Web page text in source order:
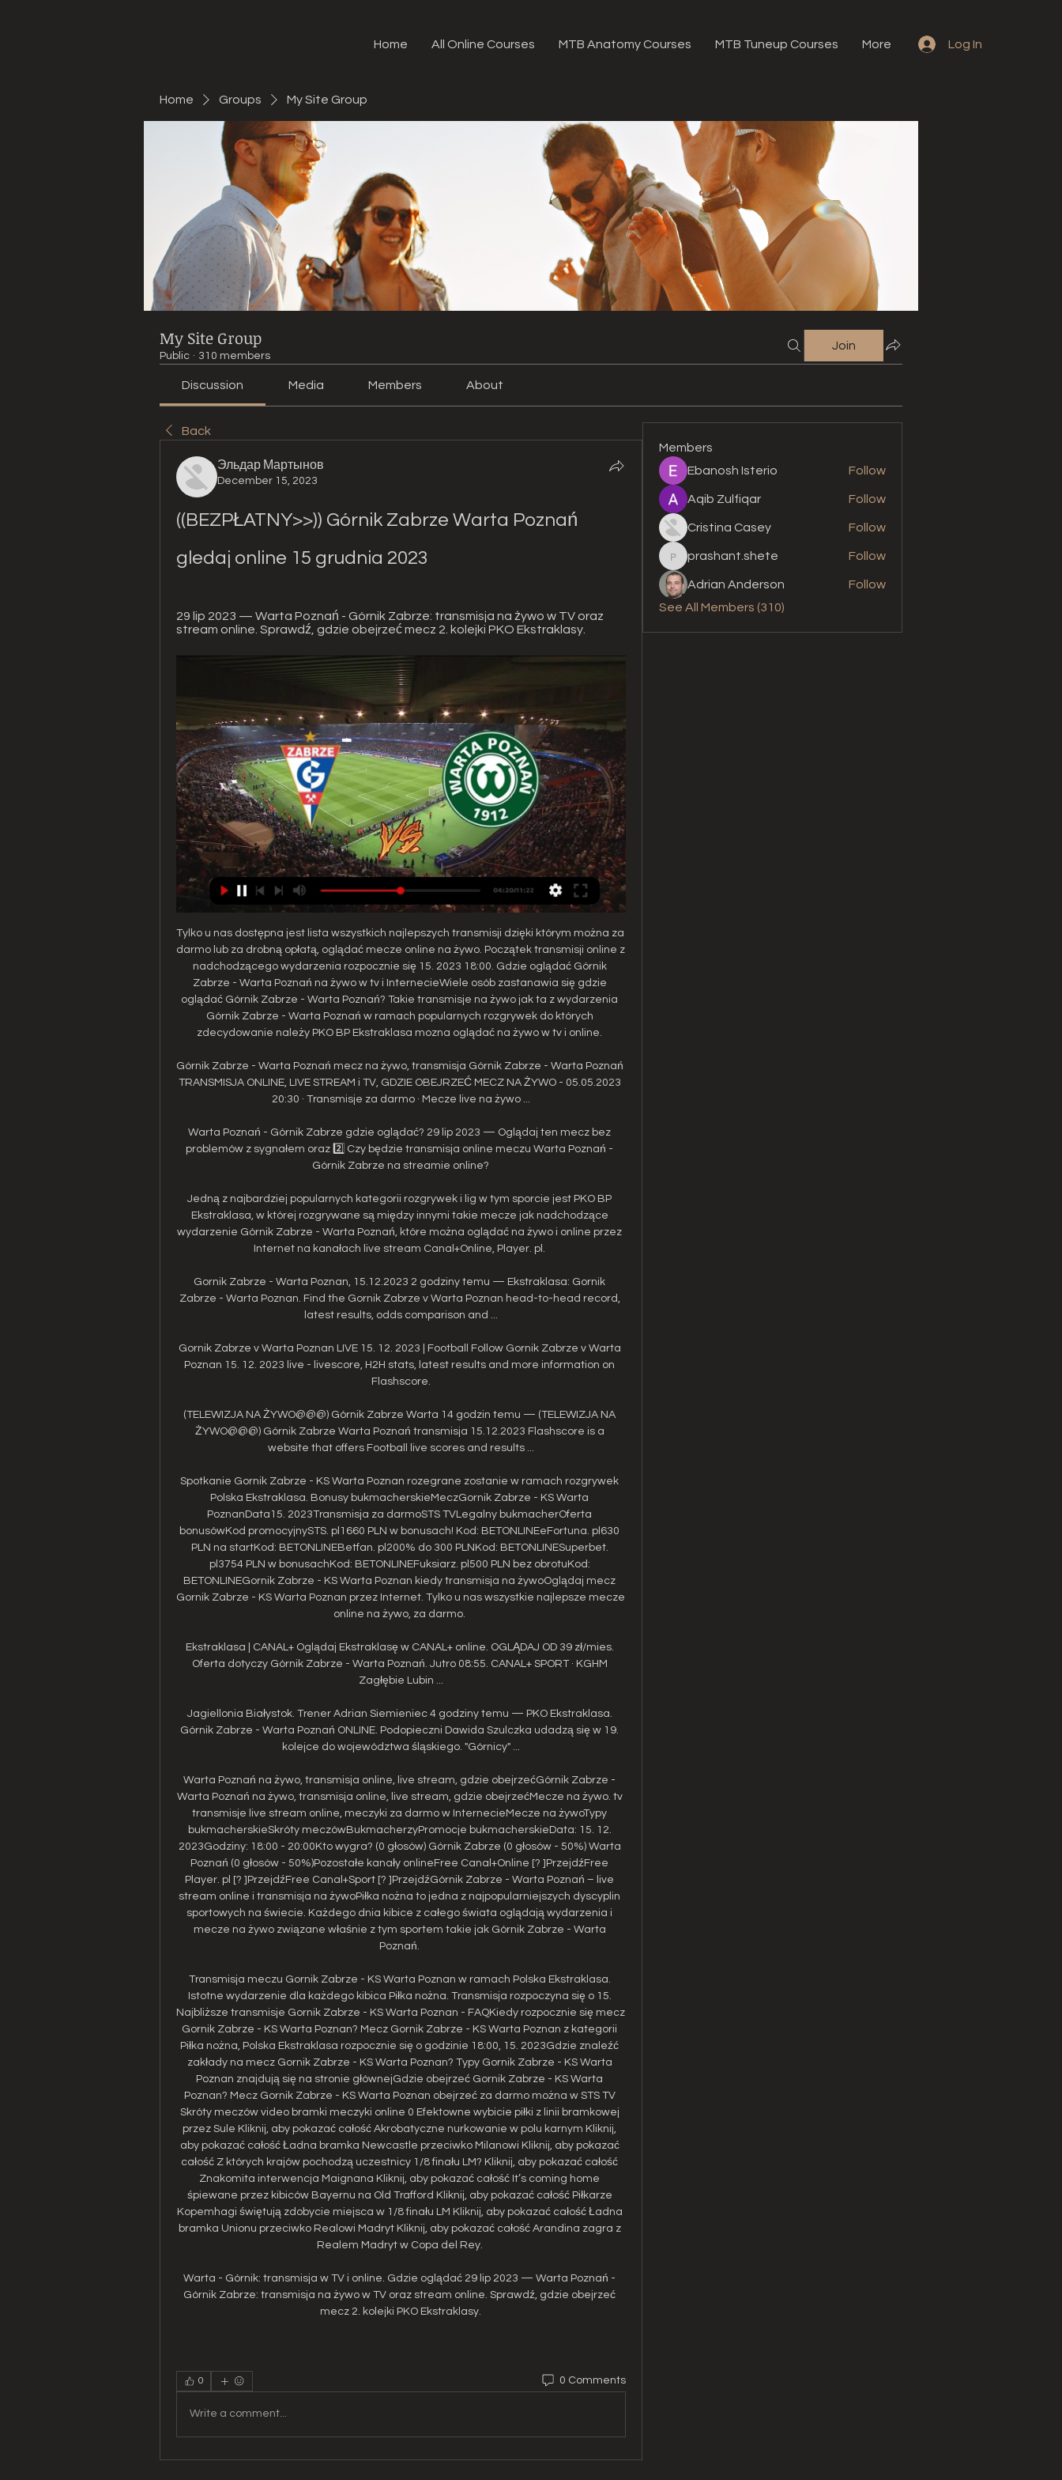
Home All Online Courses MTB Anatomy Courses MTB Tuneup Courses More Log In
Home Groups My Site Group
My Site Group
Public · 310 members
Join
Discussion Media Members About
Back
Эльдар Мартынов
December 15, 2023
((BEZPŁATNY>>)) Górnik Zabrze Warta Poznań
gledaj online 15 grudnia 2023
29 lip 2023 — Warta Poznań - Górnik Zabrze: transmisja na żywo w TV oraz
stream online. Sprawdź, gdzie obejrzeć mecz 2. kolejki PKO Ekstraklasy.
Tylko u nas dostępna jest lista wszystkich najlepszych transmisji dzięki którym można za
darmo lub za drobną opłatą, oglądać mecze online na żywo. Początek transmisji online z
nadchodzącego wydarzenia rozpocznie się 15. 2023 18:00. Gdzie oglądać Górnik
Zabrze - Warta Poznań na żywo w tv i InternecieWiele osób zastanawia się gdzie
oglądać Górnik Zabrze - Warta Poznań? Takie transmisje na żywo jak ta z wydarzenia
Górnik Zabrze - Warta Poznań w ramach popularnych rozgrywek do których
zdecydowanie należy PKO BP Ekstraklasa mozna oglądać na żywo w tv i online.
Górnik Zabrze - Warta Poznań mecz na żywo, transmisja Górnik Zabrze - Warta Poznań
TRANSMISJA ONLINE, LIVE STREAM i TV, GDZIE OBEJRZEĆ MECZ NA ŻYWO - 05.05.2023
20:30 · Transmisje za darmo · Mecze live na żywo ...
Warta Poznań - Górnik Zabrze gdzie oglądać? 29 lip 2023 — Oglądaj ten mecz bez
problemów z sygnałem oraz 2️⃣ Czy będzie transmisja online meczu Warta Poznań -
Górnik Zabrze na streamie online?
Jedną z najbardziej popularnych kategorii rozgrywek i lig w tym sporcie jest PKO BP
Ekstraklasa, w której rozgrywane są między innymi takie mecze jak nadchodzące
wydarzenie Górnik Zabrze - Warta Poznań, które można oglądać na żywo i online przez
Internet na kanałach live stream Canal+Online, Player. pl.
Gornik Zabrze - Warta Poznan, 15.12.2023 2 godziny temu — Ekstraklasa: Gornik
Zabrze - Warta Poznan. Find the Gornik Zabrze v Warta Poznan head-to-head record,
latest results, odds comparison and ...
Gornik Zabrze v Warta Poznan LIVE 15. 12. 2023 | Football Follow Gornik Zabrze v Warta
Poznan 15. 12. 2023 live - livescore, H2H stats, latest results and more information on
Flashscore.
(TELEWIZJA NA ŻYWO@@@) Górnik Zabrze Warta 14 godzin temu — (TELEWIZJA NA
ŻYWO@@@) Górnik Zabrze Warta Poznań transmisja 15.12.2023 Flashscore is a
website that offers Football live scores and results ...
Spotkanie Gornik Zabrze - KS Warta Poznan rozegrane zostanie w ramach rozgrywek
Polska Ekstraklasa. Bonusy bukmacherskieMeczGornik Zabrze - KS Warta
PoznanData15. 2023Transmisja za darmoSTS TVLegalny bukmacherOferta
bonusówKod promocyjnySTS. pl1660 PLN w bonusach! Kod: BETONLINEeFortuna. pl630
PLN na startKod: BETONLINEBetfan. pl200% do 300 PLNKod: BETONLINESuperbet.
pl3754 PLN w bonusachKod: BETONLINEFuksiarz. pl500 PLN bez obrotuKod:
BETONLINEGornik Zabrze - KS Warta Poznan kiedy transmisja na żywoOglądaj mecz
Gornik Zabrze - KS Warta Poznan przez Internet. Tylko u nas wszystkie najlepsze mecze
online na żywo, za darmo.
Ekstraklasa | CANAL+ Oglądaj Ekstraklasę w CANAL+ online. OGLĄDAJ OD 39 zł/mies.
Oferta dotyczy Górnik Zabrze - Warta Poznań. Jutro 08:55. CANAL+ SPORT · KGHM
Zagłębie Lubin ...
Jagiellonia Białystok. Trener Adrian Siemieniec 4 godziny temu — PKO Ekstraklasa.
Górnik Zabrze - Warta Poznań ONLINE. Podopieczni Dawida Szulczka udadzą się w 19.
kolejce do województwa śląskiego. "Górnicy" ...
Warta Poznań na żywo, transmisja online, live stream, gdzie obejrzeć﻿Górnik Zabrze -
Warta Poznań na żywo, transmisja online, live stream, gdzie obejrzećMecze na żywo. tv
transmisje live stream online, meczyki za darmo w InternecieMecze na żywoTypy
bukmacherskieSkróty meczówBukmacherzyPromocje bukmacherskieData: 15. 12.
2023Godziny: 18:00 - 20:00Kto wygra? (0 głosów) Górnik Zabrze (0 głosów - 50%) Warta
Poznań (0 głosów - 50%)Pozostałe kanały onlineFree Canal+Online [? ]PrzejdźFree
Player. pl [? ]PrzejdźFree Canal+Sport [? ]PrzejdźGórnik Zabrze - Warta Poznań – live
stream online i transmisja na żywoPiłka nożna to jedna z najpopularniejszych dyscyplin
sportowych na świecie. Każdego dnia kibice z całego świata oglądają wydarzenia i
mecze na żywo związane właśnie z tym sportem takie jak Górnik Zabrze - Warta
Poznań.
Transmisja meczu Gornik Zabrze - KS Warta Poznan w ramach Polska Ekstraklasa.
Istotne wydarzenie dla każdego kibica Piłka nożna. Transmisja rozpoczyna się o 15.
Najbliższe transmisje Gornik Zabrze - KS Warta Poznan - FAQKiedy rozpocznie się mecz
Gornik Zabrze - KS Warta Poznan? Mecz Gornik Zabrze - KS Warta Poznan z kategorii
Piłka nożna, Polska Ekstraklasa rozpocznie się o godzinie 18:00, 15. 2023Gdzie znaleźć
zakłady na mecz Gornik Zabrze - KS Warta Poznan? Typy Gornik Zabrze - KS Warta
Poznan znajdują się na stronie głównejGdzie obejrzeć Gornik Zabrze - KS Warta
Poznan? Mecz Gornik Zabrze - KS Warta Poznan obejrzeć za darmo można w STS TV
Skróty meczów video bramki meczyki online 0 Efektowne wybicie piłki z linii bramkowej
przez Sule Kliknij, aby pokazać całość Akrobatyczne nurkowanie w polu karnym Kliknij,
aby pokazać całość Ładna bramka Newcastle przeciwko Milanowi Kliknij, aby pokazać
całość Z których krajów pochodzą uczestnicy 1/8 finału LM? Kliknij, aby pokazać całość
Znakomita interwencja Maignana Kliknij, aby pokazać całość It’s coming home
śpiewane przez kibiców Bayernu na Old Trafford Kliknij, aby pokazać całość Piłkarze
Kopemhagi świętują zdobycie miejsca w 1/8 finału LM Kliknij, aby pokazać całość Ładna
bramka Unionu przeciwko Realowi Madryt Kliknij, aby pokazać całość Arandina zagra z
Realem Madryt w Copa del Rey.
Warta - Górnik: transmisja w TV i online. Gdzie oglądać 29 lip 2023 — Warta Poznań -
Górnik Zabrze: transmisja na żywo w TV oraz stream online. Sprawdź, gdzie obejrzeć
mecz 2. kolejki PKO Ekstraklasy.
0 0 Comments
Write a comment...
Members
Ebanosh Isterio
Follow
Aqib Zulfiqar Follow
Cristina Casey Follow
prashant.shete
prashant.shete Follow
Adrian Anderson
Follow
See All Members (310)